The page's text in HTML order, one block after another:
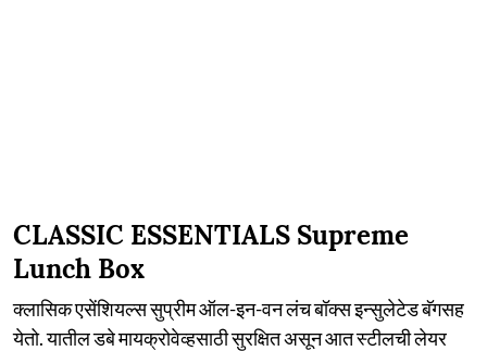
CLASSIC ESSENTIALS Supreme
Lunch Box
क्लासिक एसेंशियल्स सुप्रीम ऑल-इन-वन लंच बॉक्स इन्सुलेटेड बॅगसह
येतो. यातील डबे मायक्रोवेव्हसाठी सुरक्षित असून आत स्टीलची लेयर